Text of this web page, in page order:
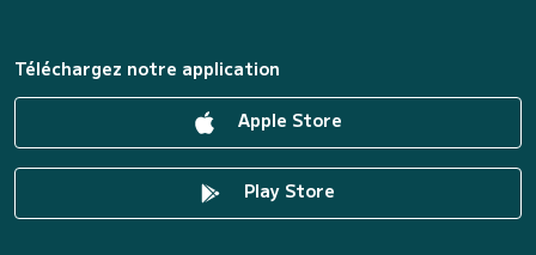
Téléchargez notre application
Apple Store
Play Store